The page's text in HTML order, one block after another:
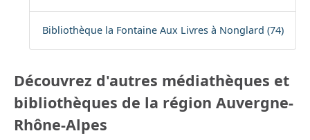
Bibliothèque la Fontaine Aux Livres à Nonglard (74)
Découvrez d'autres médiathèques et
bibliothèques de la région Auvergne-
Rhône-Alpes